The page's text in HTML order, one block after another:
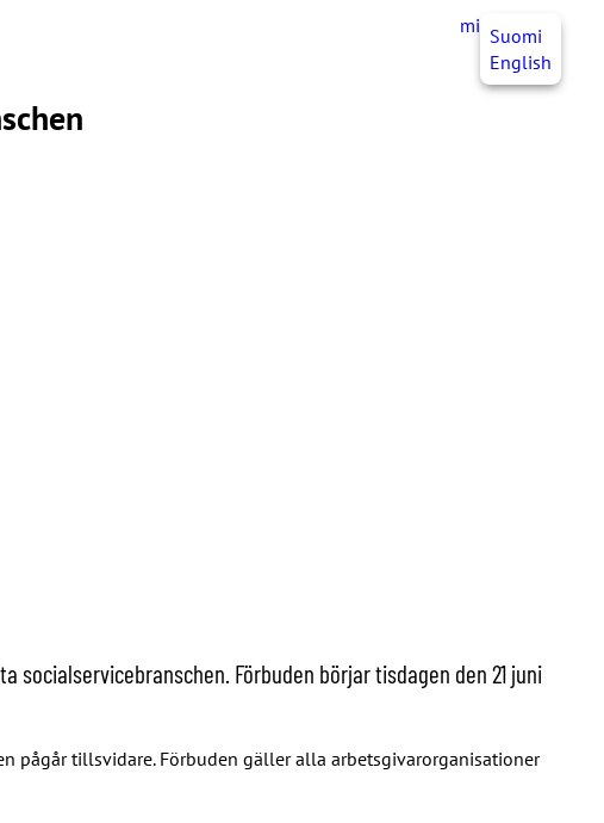
mittJHL SV
Suomi
English
Förbuden börjar tisdagen den 21 juni
pågår tillsvidare. Förbuden gäller alla arbetsgivarorganisationer